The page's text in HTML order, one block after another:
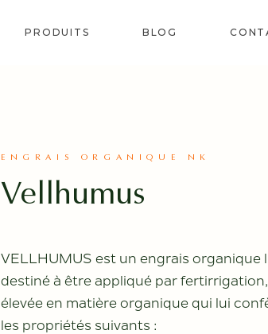
PRODUITS
SPÉCIALES
BLOG
ENGRAIS ORGANIQUE NK
Vellhumus
VELLHUMUS est un engrais organique
destiné à être appliqué par
élevée en matière organique qui lui
les propriétés suivants :